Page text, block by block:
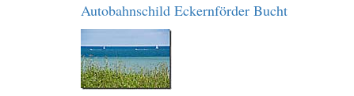
Autobahnschild Eckernförder Bucht